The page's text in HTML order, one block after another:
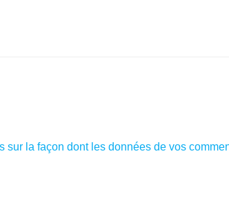
sur la façon dont les données de vos